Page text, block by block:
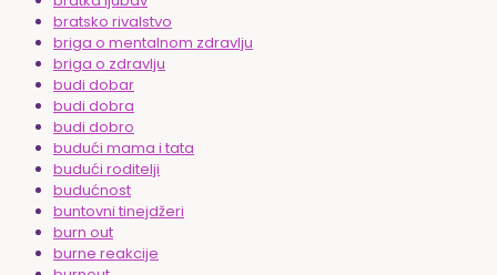
bratsko rivalstvo
briga o mentalnom zdravlju
briga o zdravlju
budi dobar
budi dobra
budi dobro
budući mama i tata
budući roditelji
budućnost
buntovni tinejdžeri
burn out
burne reakcije